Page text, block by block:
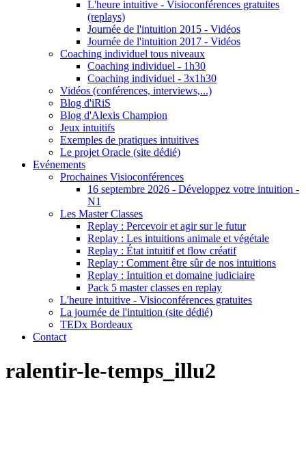
L'heure intuitive - Visioconférences gratuites
(replays)
Journée de l'intuition 2015 - Vidéos
Journée de l'intuition 2017 - Vidéos
Coaching individuel tous niveaux
Coaching individuel - 1h30
Coaching individuel - 3x1h30
Vidéos (conférences, interviews,...)
Blog d'iRiS
Blog d'Alexis Champion
Jeux intuitifs
Exemples de pratiques intuitives
Le projet Oracle (site dédié)
Evénements
Prochaines Visioconférences
16 septembre 2026 - Développez votre intuition -
N1
Les Master Classes
Replay : Percevoir et agir sur le futur
Replay : Les intuitions animale et végétale
Replay : État intuitif et flow créatif
Replay : Comment être sûr de nos intuitions
Replay : Intuition et domaine judiciaire
Pack 5 master classes en replay
L'heure intuitive - Visioconférences gratuites
La journée de l'intuition (site dédié)
TEDx Bordeaux
Contact
ralentir-le-temps_illu2